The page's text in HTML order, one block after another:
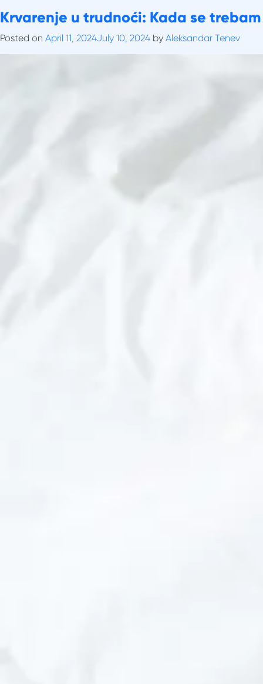
to
content
Tag:pobačaj.
Krvarenje u trudnoći: Kada se
Posted on April 11, 2024July 10, 2024 by Aleksandar Tenev